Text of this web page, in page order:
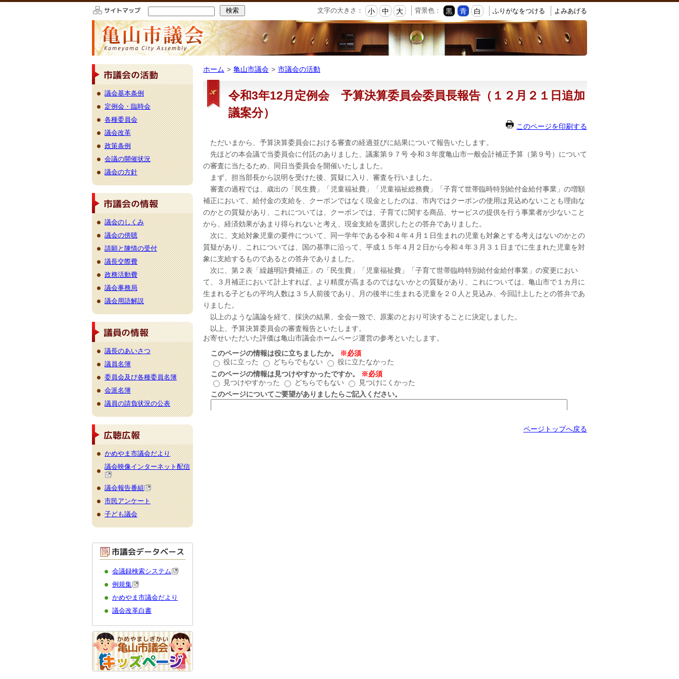
文
へ
移
文字の大きさ： 小 中 大 背景色： 黒 青 白 ふりがなをつける よみあげる
ホーム 亀山市議会 市議会の活動
令和3年12月定例会 予算決算委員会委員長報告（１２月２１日追加
議案分）
このページを印刷する
ただいまから、予算決算委員会における審査の経過並びに結果について報告いたします。
先ほどの本会議で当委員会に付託のありました、議案第９７号 令和３年度亀山市一般会計補正予算（第９号）について
の審査に当たるため、同日当委員会を開催いたしました。
まず、担当部長から説明を受けた後、質疑に入り、審査を行いました。
審査の過程では、歳出の「民生費」「児童福祉費」「児童福祉総務費」「子育て世帯臨時特別給付金給付事業」の増額
補正において、給付金の支給を、クーポンではなく現金としたのは、市内ではクーポンの使用は見込めないことも理由な
のかとの質疑があり、これについては、クーポンでは、子育てに関する商品、サービスの提供を行う事業者が少ないこと
から、経済効果があまり得られないと考え、現金支給を選択したとの答弁でありました。
次に、支給対象児童の要件について、同一学年である令和４年４月１日生まれの児童も対象とする考えはないのかとの
質疑があり、これについては、国の基準に沿って、平成１５年４月２日から令和４年３月３１日までに生まれた児童を対
象に支給するものであるとの答弁でありました。
次に、第２表「繰越明許費補正」の「民生費」「児童福祉費」「子育て世帯臨時特別給付金給付事業」の変更におい
て、３月補正において計上すれば、より精度が高まるのではないかとの質疑があり、これについては、亀山市で１カ月に
生まれる子どもの平均人数は３５人前後であり、月の後半に生まれる児童を２０人と見込み、今回計上したとの答弁であ
りました。
以上のような議論を経て、採決の結果、全会一致で、原案のとおり可決することに決定しました。
以上、予算決算委員会の審査報告といたします。
ページトップへ戻る
議会基本条例
定例会・臨時会
各種委員会
議会改革
政策条例
会議の開催状況
議会の方針
議会のしくみ
議会の傍聴
請願と陳情の受付
議長交際費
政務活動費
議会事務局
議会用語解説
議長のあいさつ
議員名簿
委員会及び各種委員名簿
会派名簿
議員の請負状況の公表
かめやま市議会だより
議会映像インターネット配信
議会報告番組
市民アンケート
子ども議会
会議録検索システム
例規集
かめやま市議会だより
議会改革白書